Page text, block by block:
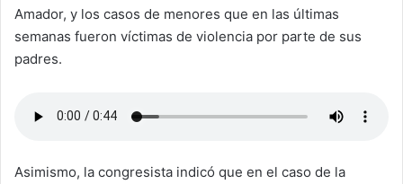
Amador, y los casos de menores que en las últimas
semanas fueron víctimas de violencia por parte de sus
padres.
Asimismo, la congresista indicó que en el caso de la